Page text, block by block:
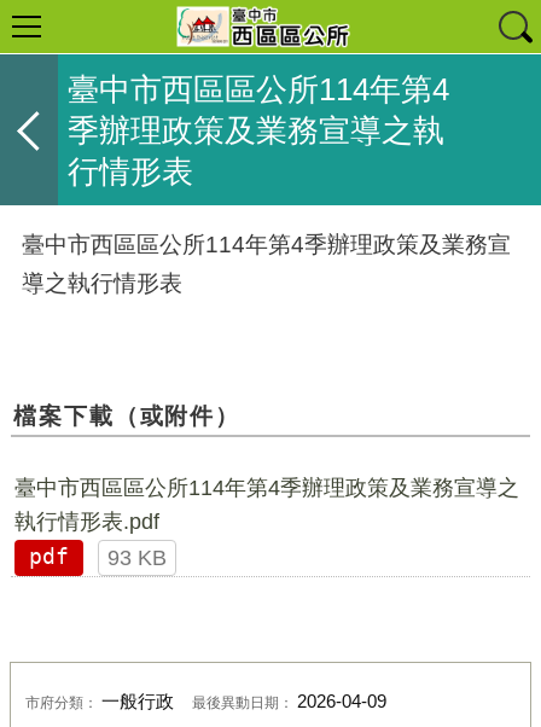
臺中市西區區公所114年第4
季辦理政策及業務宣導之執
行情形表
臺中市西區區公所114年第4季辦理政策及業務宣
導之執行情形表
檔案下載（或附件）
臺中市西區區公所114年第4季辦理政策及業務宣導之
執行情形表.pdf
pdf
93 KB
市府分類： 一般行政 最後異動日期： 2026-04-09